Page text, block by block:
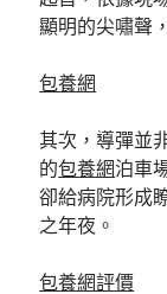
顯明的尖嘯聲
包養網
其次，導彈並
的包養網泊車
卻給病院形成
之年夜。
包養網評價